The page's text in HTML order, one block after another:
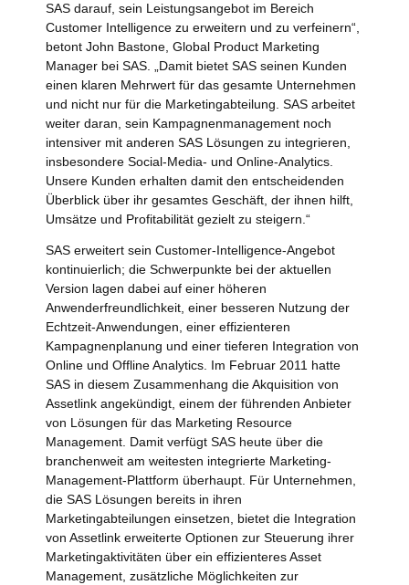
SAS darauf, sein Leistungsangebot im Bereich
Customer Intelligence zu erweitern und zu verfeinern“,
betont John Bastone, Global Product Marketing
Manager bei SAS. „Damit bietet SAS seinen Kunden
einen klaren Mehrwert für das gesamte Unternehmen
und nicht nur für die Marketingabteilung. SAS arbeitet
weiter daran, sein Kampagnenmanagement noch
intensiver mit anderen SAS Lösungen zu integrieren,
insbesondere Social-Media- und Online-Analytics.
Unsere Kunden erhalten damit den entscheidenden
Überblick über ihr gesamtes Geschäft, der ihnen hilft,
Umsätze und Profitabilität gezielt zu steigern.“
SAS erweitert sein Customer-Intelligence-Angebot
kontinuierlich; die Schwerpunkte bei der aktuellen
Version lagen dabei auf einer höheren
Anwenderfreundlichkeit, einer besseren Nutzung der
Echtzeit-Anwendungen, einer effizienteren
Kampagnenplanung und einer tieferen Integration von
Online und Offline Analytics. Im Februar 2011 hatte
SAS in diesem Zusammenhang die Akquisition von
Assetlink angekündigt, einem der führenden Anbieter
von Lösungen für das Marketing Resource
Management. Damit verfügt SAS heute über die
branchenweit am weitesten integrierte Marketing-
Management-Plattform überhaupt. Für Unternehmen,
die SAS Lösungen bereits in ihren
Marketingabteilungen einsetzen, bietet die Integration
von Assetlink erweiterte Optionen zur Steuerung ihrer
Marketingaktivitäten über ein effizienteres Asset
Management, zusätzliche Möglichkeiten zur